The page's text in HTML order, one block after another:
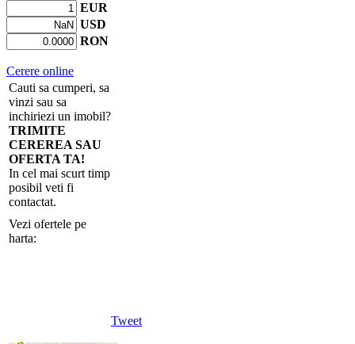
Tweet
EUR
USD
RON
Cerere online
Cauti sa cumperi, sa
vinzi sau sa
inchiriezi un imobil?
TRIMITE
CEREREA SAU
OFERTA TA!
In cel mai scurt timp
posibil veti fi
contactat.
Vezi ofertele pe
harta: